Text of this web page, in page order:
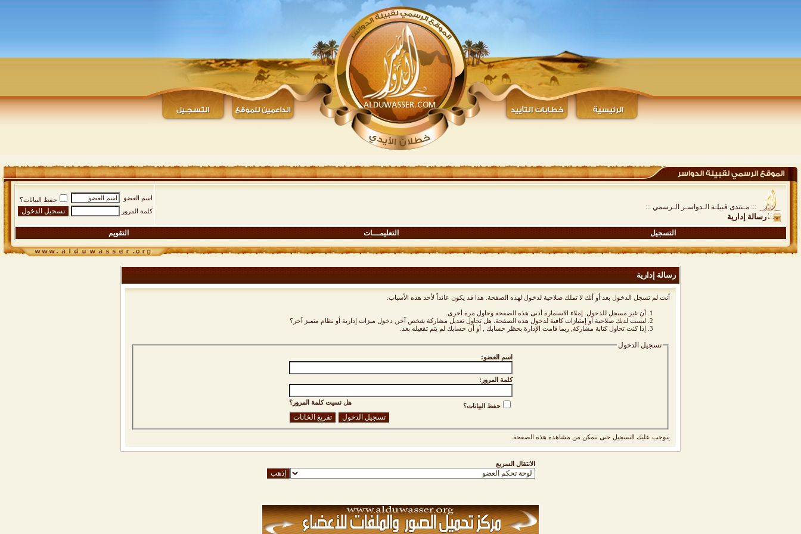
::: مـنتدى قبيلـة الـدواسـر الـرسمي :::
رسالة إدارية
اسم العضو
حفظ البيانات؟
كلمة المرور
التسجيل التعليمـــات التقويم
رسالة إدارية
أنت لم تسجل الدخول بعد أو أنك لا تملك صلاحية لدخول لهذه الصفحة. هذا قد يكون عائداً لأحد هذه الأسباب:
أن غير مسجل للدخول. إملاء الاستمارة أدنى هذه الصفحة وحاول مرة أخرى.
ليست لديك صلاحية أو إمتيازات كافية لدخول هذه الصفحة. هل تحاول تعديل مشاركة شخص آخر, دخول ميزات إدارية أو نظام متميز آخر؟
إذا كنت تحاول كتابة مشاركة, ربما قامت الإدارة بحظر حسابك , أو أن حسابك لم يتم تفعيله بعد.
تسجيل الدخول
اسم العضو:
كلمة المرور:
هل نسيت كلمة المرور؟ حفظ البيانات؟
يتوجب عليك التسجيل حتى تتمكن من مشاهدة هذه الصفحة.
الانتقال السريع